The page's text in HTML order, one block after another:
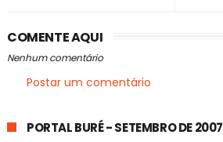
COMENTE AQUI
Nenhum comentário
Postar um comentário
PORTAL BURÉ - SETEMBRO DE 2007